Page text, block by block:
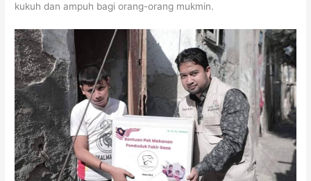
kukuh dan ampuh bagi orang-orang mukmin.